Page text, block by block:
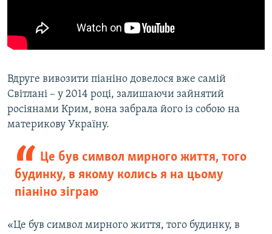
Вдруге вивозити піаніно довелося вже самій
Світлані – у 2014 році, залишаючи зайнятий
росіянами Крим, вона забрала його із собою на
материкову Україну.
Це був символ мирного життя, того
будинку, в якому колись я на цьому
піаніно зіграю
«Це був символ мирного життя, того будинку, в